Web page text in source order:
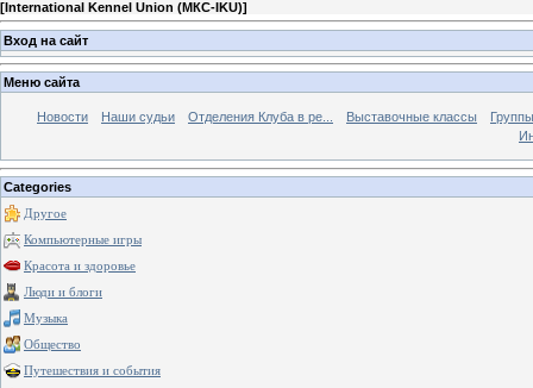
[International Kennel Union (МКС-IKU)]
Вход на сайт
Меню сайта
Новости Наши судьи Отделения Клуба в ре... Выставочные классы
Categories
Другое
Компьютерные игры
Красота и здоровье
Люди и блоги
Музыка
Общество
Путешествия и события